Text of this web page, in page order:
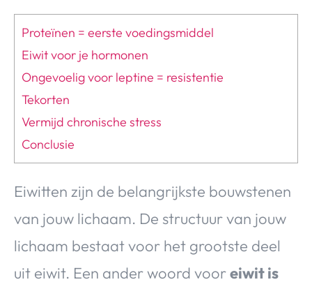
Proteïnen = eerste voedingsmiddel
Eiwit voor je hormonen
Ongevoelig voor leptine = resistentie
Tekorten
Vermijd chronische stress
Conclusie
Eiwitten zijn de belangrijkste bouwstenen
van jouw lichaam. De structuur van jouw
lichaam bestaat voor het grootste deel
uit eiwit. Een ander woord vooreiwit is